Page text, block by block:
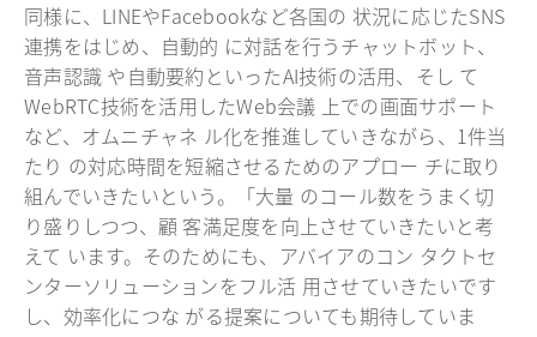
同様に、LINEやFacebookなど各国の 状況に応じたSNS
連携をはじめ、自動的 に対話を行うチャットボット、
音声認識 や自動要約といったAI技術の活用、そし て
WebRTC技術を活用したWeb会議 上での画面サポート
など、オムニチャネ ル化を推進していきながら、1件当
たり の対応時間を短縮させるためのアプロー チに取り
組んでいきたいという。「大量 のコール数をうまく切
り盛りしつつ、顧 客満足度を向上させていきたいと考
えて います。そのためにも、アバイアのコン タクトセ
ンターソリューションをフル活 用させていきたいです
し、効率化につな がる提案についても期待していま